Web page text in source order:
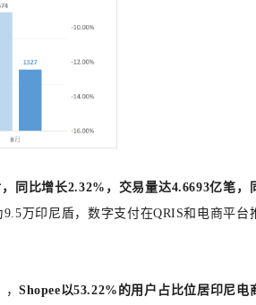
同比增长2.32%，交易量达4.6693亿笔，
万印尼盾，数字支付在QRIS和电商平台
，Shopee以53.22%的用户占比位居印尼电